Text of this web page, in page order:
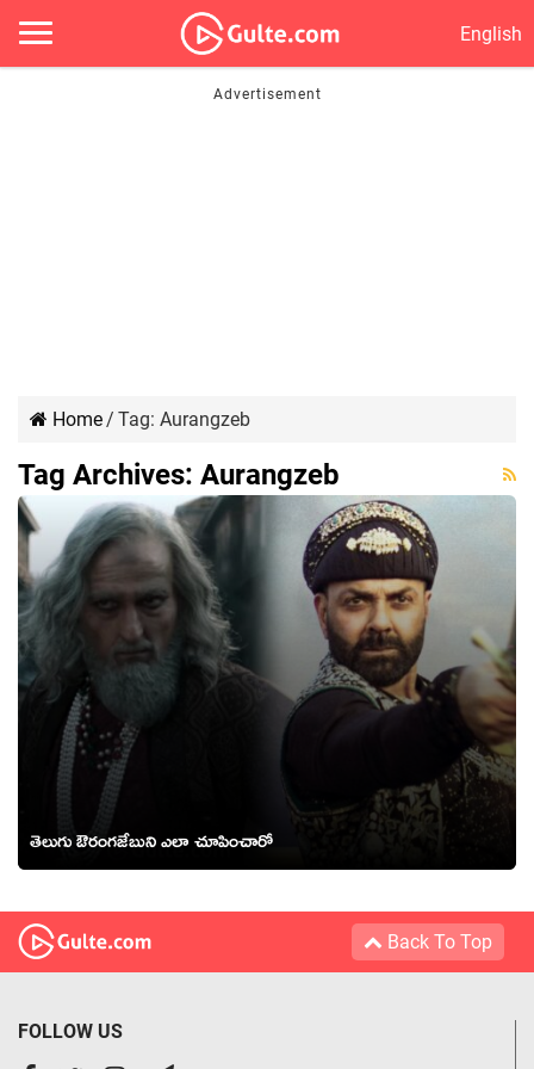
English
Home/ Tag: Aurangzeb
Tag Archives: Aurangzeb
తెలుగు ఔరంగజేబుని ఎలా చూపించారో
Back To Top
FOLLOW US